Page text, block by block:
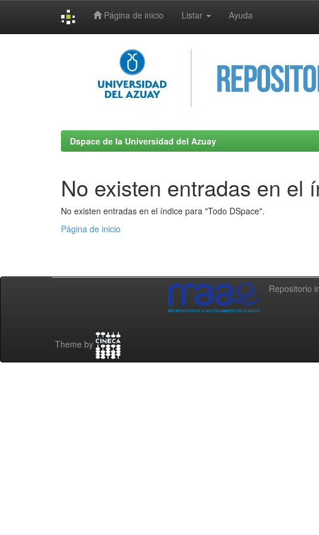
Página de inicio Listar Ayuda
Dspace de la Universidad del Azuay
No existen entradas en el
No existen entradas en el índice para "Todo DSpace".
Página de inicio
Repositorio
Theme by